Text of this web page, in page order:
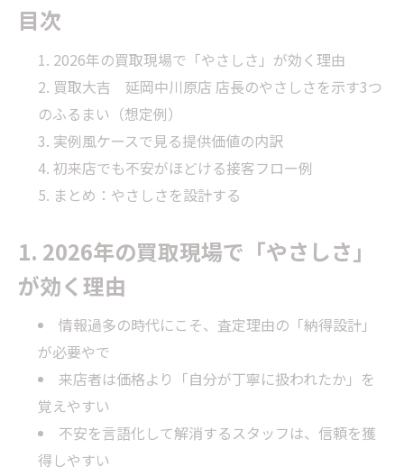
目次
2026年の買取現場で「やさしさ」が効く理由
買取大吉 延岡中川原店 店長のやさしさを示す3つ
のふるまい（想定例）
実例風ケースで見る提供価値の内訳
初来店でも不安がほどける接客フロー例
まとめ：やさしさを設計する
1. 2026年の買取現場で「やさしさ」
が効く理由
情報過多の時代にこそ、査定理由の「納得設計」
が必要やで
来店者は価格より「自分が丁寧に扱われたか」を
覚えやすい
不安を言語化して解消するスタッフは、信頼を獲
得しやすい